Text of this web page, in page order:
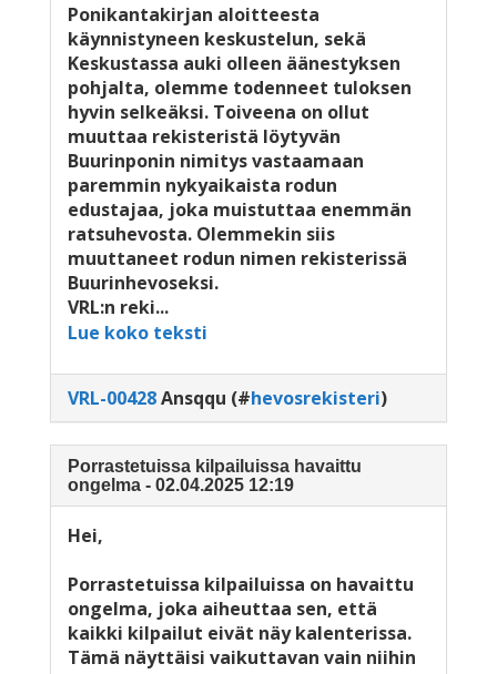
Ponikantakirjan aloitteesta
käynnistyneen keskustelun, sekä
Keskustassa auki olleen äänestyksen
pohjalta, olemme todenneet tuloksen
hyvin selkeäksi. Toiveena on ollut
muuttaa rekisteristä löytyvän
Buurinponin nimitys vastaamaan
paremmin nykyaikaista rodun
edustajaa, joka muistuttaa enemmän
ratsuhevosta. Olemmekin siis
muuttaneet rodun nimen rekisterissä
Buurinhevoseksi.
VRL:n reki...
Lue koko teksti
VRL-00428Ansqqu (#hevosrekisteri)
Porrastetuissa kilpailuissa havaittu
ongelma - 02.04.2025 12:19
Hei,
Porrastetuissa kilpailuissa on havaittu
ongelma, joka aiheuttaa sen, että
kaikki kilpailut eivät näy kalenterissa.
Tämä näyttäisi vaikuttavan vain niihin